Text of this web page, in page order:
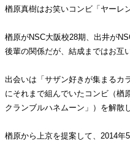
楢原真樹はお笑いコンビ「ヤーレ
楢原がNSC大阪校28期、出井が
後輩の関係だが、結成まではお互
出会いは「サザン好きが集まるカ
にそれまで組んでいたコンビ（楢
クランブルハネムーン」）を解散
楢原から上京を提案して、2014年